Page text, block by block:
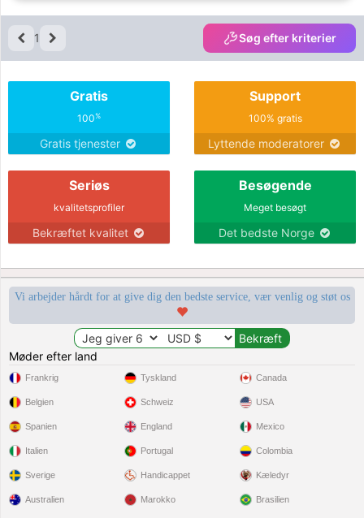
1 Søg efter kriterier
Gratis
100%
Gratis tjenester
Support
100% gratis
Lyttende moderatorer
Seriøs
kvalitetsprofiler
Bekræftet kvalitet
Besøgende
Meget besøgt
Det bedste Norge
Vi arbejder hårdt for at give dig den bedste service, vær venlig og støt os
Møder efter land
Frankrig
Belgien
Spanien
Italien
Sverige
Tyskland
Schweiz
England
Portugal
Handicappet
Canada
USA
Mexico
Colombia
Kæledyr
Australien Marokko Brasilien